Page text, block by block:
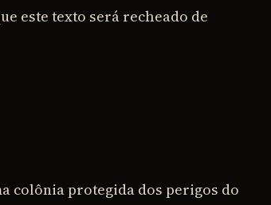
este texto será recheado de
colônia protegida dos perigos do